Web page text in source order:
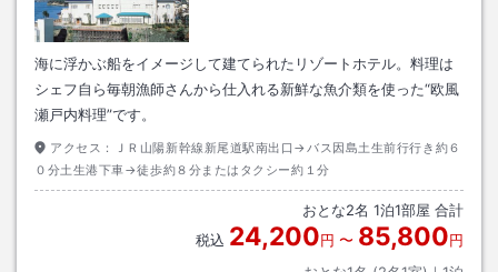
海に浮かぶ船をイメージして建てられたリゾートホテル。料理は
シェフ自ら毎朝漁師さんから仕入れる新鮮な魚介類を使った“欧風
瀬戸内料理”です。
アクセス：
ＪＲ山陽新幹線新尾道駅南出口→バス因島土生前行行き約６
０分土生港下車→徒歩約８分またはタクシー約１分
おとな2名 1泊1部屋 合計
税込 24,200円 〜 85,800円